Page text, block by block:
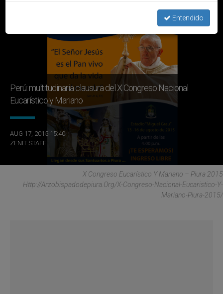
Perú: multitudinaria clausura del X Congreso Nacional
Eucarístico y Mariano
AUG 17, 2015 15:40
ZENIT STAFF
X Congreso Eucarístico Y Mariano – Piura 2015
Http://arzobispadodepiura.org/x-Congreso-Nacional-Eucaristico-Y-
Mariano-Piura-2015/
Entendido